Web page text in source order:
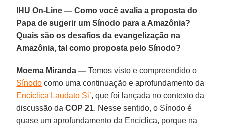
IHU On-Line — Como você avalia a proposta do
Papa de sugerir um Sínodo para a Amazônia?
Quais são os desafios da evangelização na
Amazônia, tal como proposta pelo Sínodo?
Moema Miranda — Temos visto e compreendido o
Sínodo como uma continuação e aprofundamento da
Encíclica Laudato Si’, que foi lançada no contexto da
discussão da COP 21. Nesse sentido, o Sínodo é
quase um aprofundamento da Encíclica, porque na